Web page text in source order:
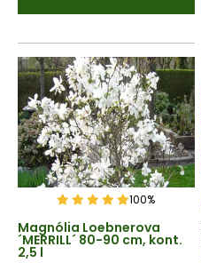
100%
Magnólia Loebnerova
´MERRILL´ 80-90 cm, kont.
2,5 l